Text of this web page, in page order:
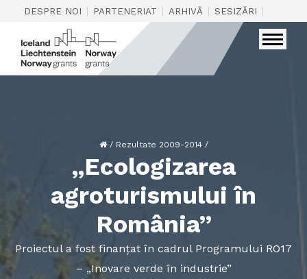
DESPRE NOI | PARTENERIAT | ARHIVĂ | SESIZĂRI |
/ Rezultate 2009-2014/
„Ecologizarea
agroturismului în
România”
Proiectul a fost finanțat în cadrul Programului RO17
– „Inovare verde în industrie”